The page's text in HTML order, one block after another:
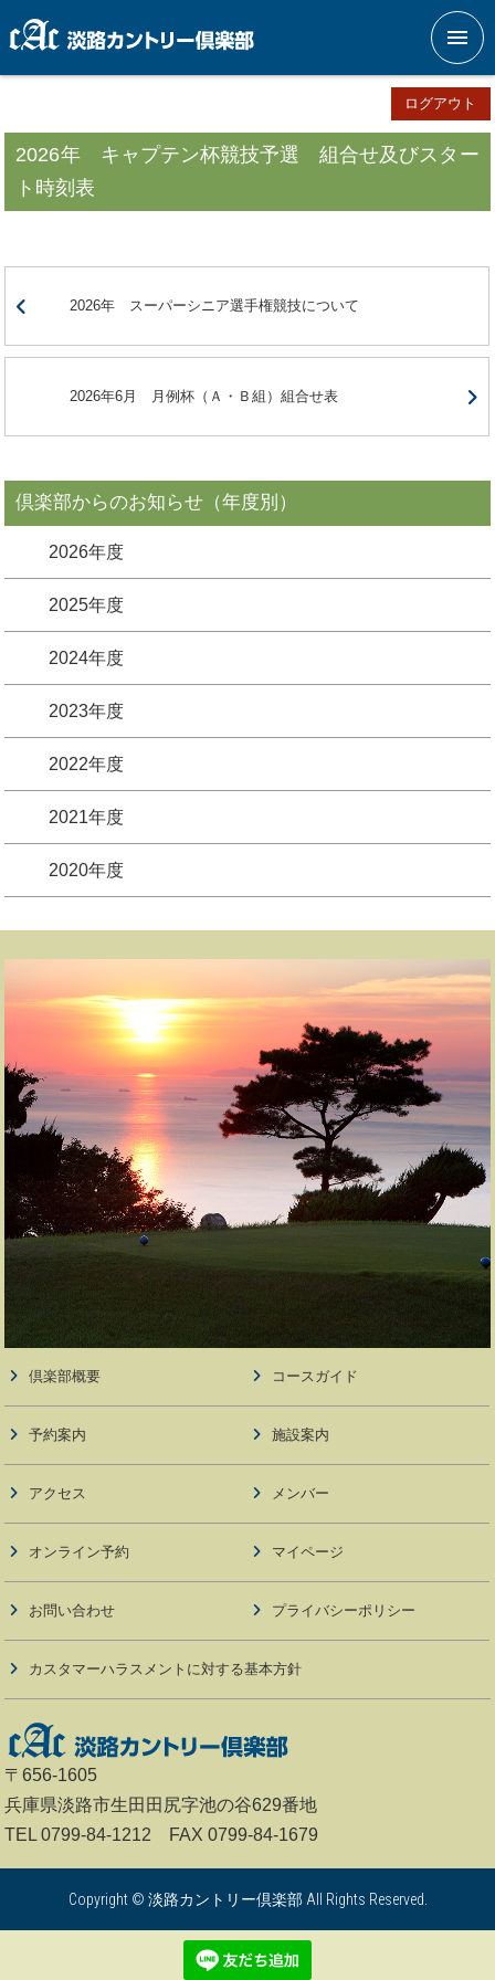
メニ
ログアウト
2026年 キャプテン杯競技予選 組合せ及びスター
ト時刻表
2026年 スーパーシニア選手権競技について
2026年6月 月例杯（Ａ・Ｂ組）組合せ表
倶楽部からのお知らせ（年度別）
2026年度
2025年度
2024年度
2023年度
2022年度
2021年度
2020年度
倶楽部概要 コースガイド
予約案内 施設案内
アクセス メンバー
オンライン予約 マイページ
お問い合わせ プライバシーポリシー
カスタマーハラスメントに対する基本方針
〒656-1605
兵庫県淡路市生田田尻字池の谷629番地
TEL 0799-84-1212 FAX 0799-84-1679
Copyright © 淡路カントリー倶楽部 All Rights Reserved.